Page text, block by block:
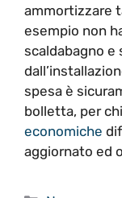
ammortizzare
esempio non
scaldabagno e
spesa è
bolletta, per
economiche
aggiornato ed